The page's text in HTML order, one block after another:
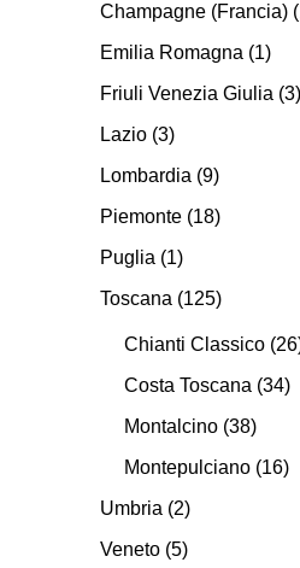
Champagne (Francia)
Emilia Romagna (1)
Friuli Venezia Giulia (3)
Lazio (3)
Lombardia (9)
Piemonte (18)
Puglia (1)
Toscana (125)
Chianti Classico
Costa Toscana (34)
Montalcino (38)
Montepulciano (16)
Umbria (2)
Veneto (5)